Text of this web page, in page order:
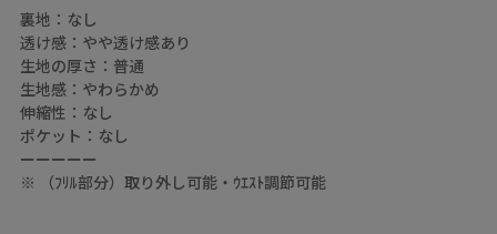
裏地：なし
透け感：やや透け感あり
生地の厚さ：普通
生地感：やわらかめ
伸縮性：なし
ポケット：なし
ーーーーー
※ （ﾌﾘﾙ部分）取り外し可能・ｳｴｽﾄ調節可能